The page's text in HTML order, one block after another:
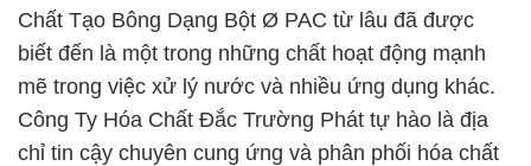
Chất Tạo Bông Dạng Bột Ø PAC từ lâu đã được
biết đến là một trong những chất hoạt động mạnh
mẽ trong việc xử lý nước và nhiều ứng dụng khác.
Công Ty Hóa Chất Đắc Trường Phát tự hào là địa
chỉ tin cậy chuyên cung ứng và phân phối hóa chất